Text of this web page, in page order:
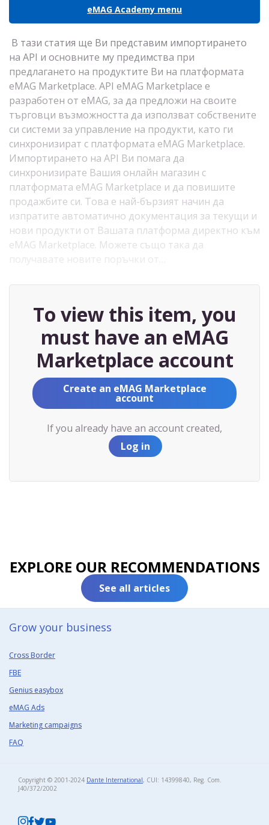
eMAG Academy menu
В тази статия ще Ви представим импортирането
на API и основните му предимства при
предлагането на продуктите Ви на платформата
eMAG Marketplace. API eMAG Marketplace е
разработен от eMAG, за да предложи на своите
търговци възможността да използват собствените
си системи за управление на продукти, като ги
синхронизират с платформата eMAG Marketplace.
Импортирането на API Ви помага да
синхронизирате Вашия онлайн магазин с
платформата eMAG Marketplace и да повишите
продажбите си. Това е най-бързият начин да
изпратите автоматично документация за текущи и
нови продукти от Вашата платформа директно към
eMAG Marketplace. Можете също така да
получавате новите поръчки от…
To view this item, you
must have an eMAG
Marketplace account
Create an eMAG Marketplace
account
If you already have an account created,
Log in
EXPLORE OUR RECOMMENDATIONS
See all articles
Grow your business​
Cross Border
FBE
Genius easybox
eMAG Ads
Marketing campaigns
FAQ
Copyright © 2001-2024 Dante International, CUI: 14399840, Reg. Com.
J40/372/2002​